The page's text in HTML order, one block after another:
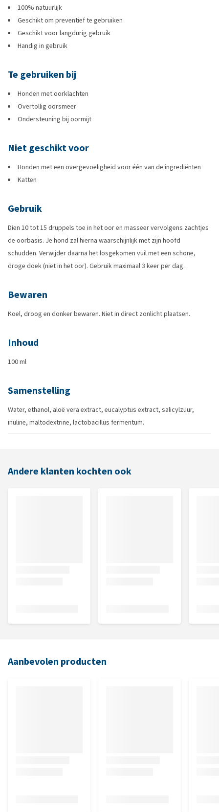
100% natuurlijk
Geschikt om preventief te gebruiken
Geschikt voor langdurig gebruik
Handig in gebruik
Te gebruiken bij
Honden met oorklachten
Overtollig oorsmeer
Ondersteuning bij oormijt
Niet geschikt voor
Honden met een overgevoeligheid voor één van de ingrediënten
Katten
Gebruik
Dien 10 tot 15 druppels toe in het oor en masseer vervolgens zachtjes
de oorbasis. Je hond zal hierna waarschijnlijk met zijn hoofd
schudden. Verwijder daarna het losgekomen vuil met een schone,
droge doek (niet in het oor). Gebruik maximaal 3 keer per dag.
Bewaren
Koel, droog en donker bewaren. Niet in direct zonlicht plaatsen.
Inhoud
100 ml
Samenstelling
Water, ethanol, aloë vera extract, eucalyptus extract, salicylzuur,
inuline, maltodextrine, lactobacillus fermentum.
Andere klanten kochten ook
Aanbevolen producten